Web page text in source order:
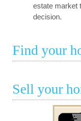
estate market
decision.
Find your
Sell your